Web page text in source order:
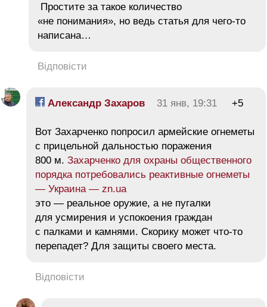
Простите за такое количество
«не понимания», но ведь статья для чего-то
написана…
Відповісти
Александр Захаров 31 янв, 19:31 +5
Вот Захарченко попросил армейские огнеметы
с прицельной дальностью поражения
800 м. Захарченко для охраны общественного
порядка потребовались реактивные огнеметы
— Украина — zn.ua
это — реальное оружие, а не пугалки
для усмирения и успокоения граждан
с палками и камнями. Скорику может что-то
перепадет? Для защиты своего места.
Відповісти